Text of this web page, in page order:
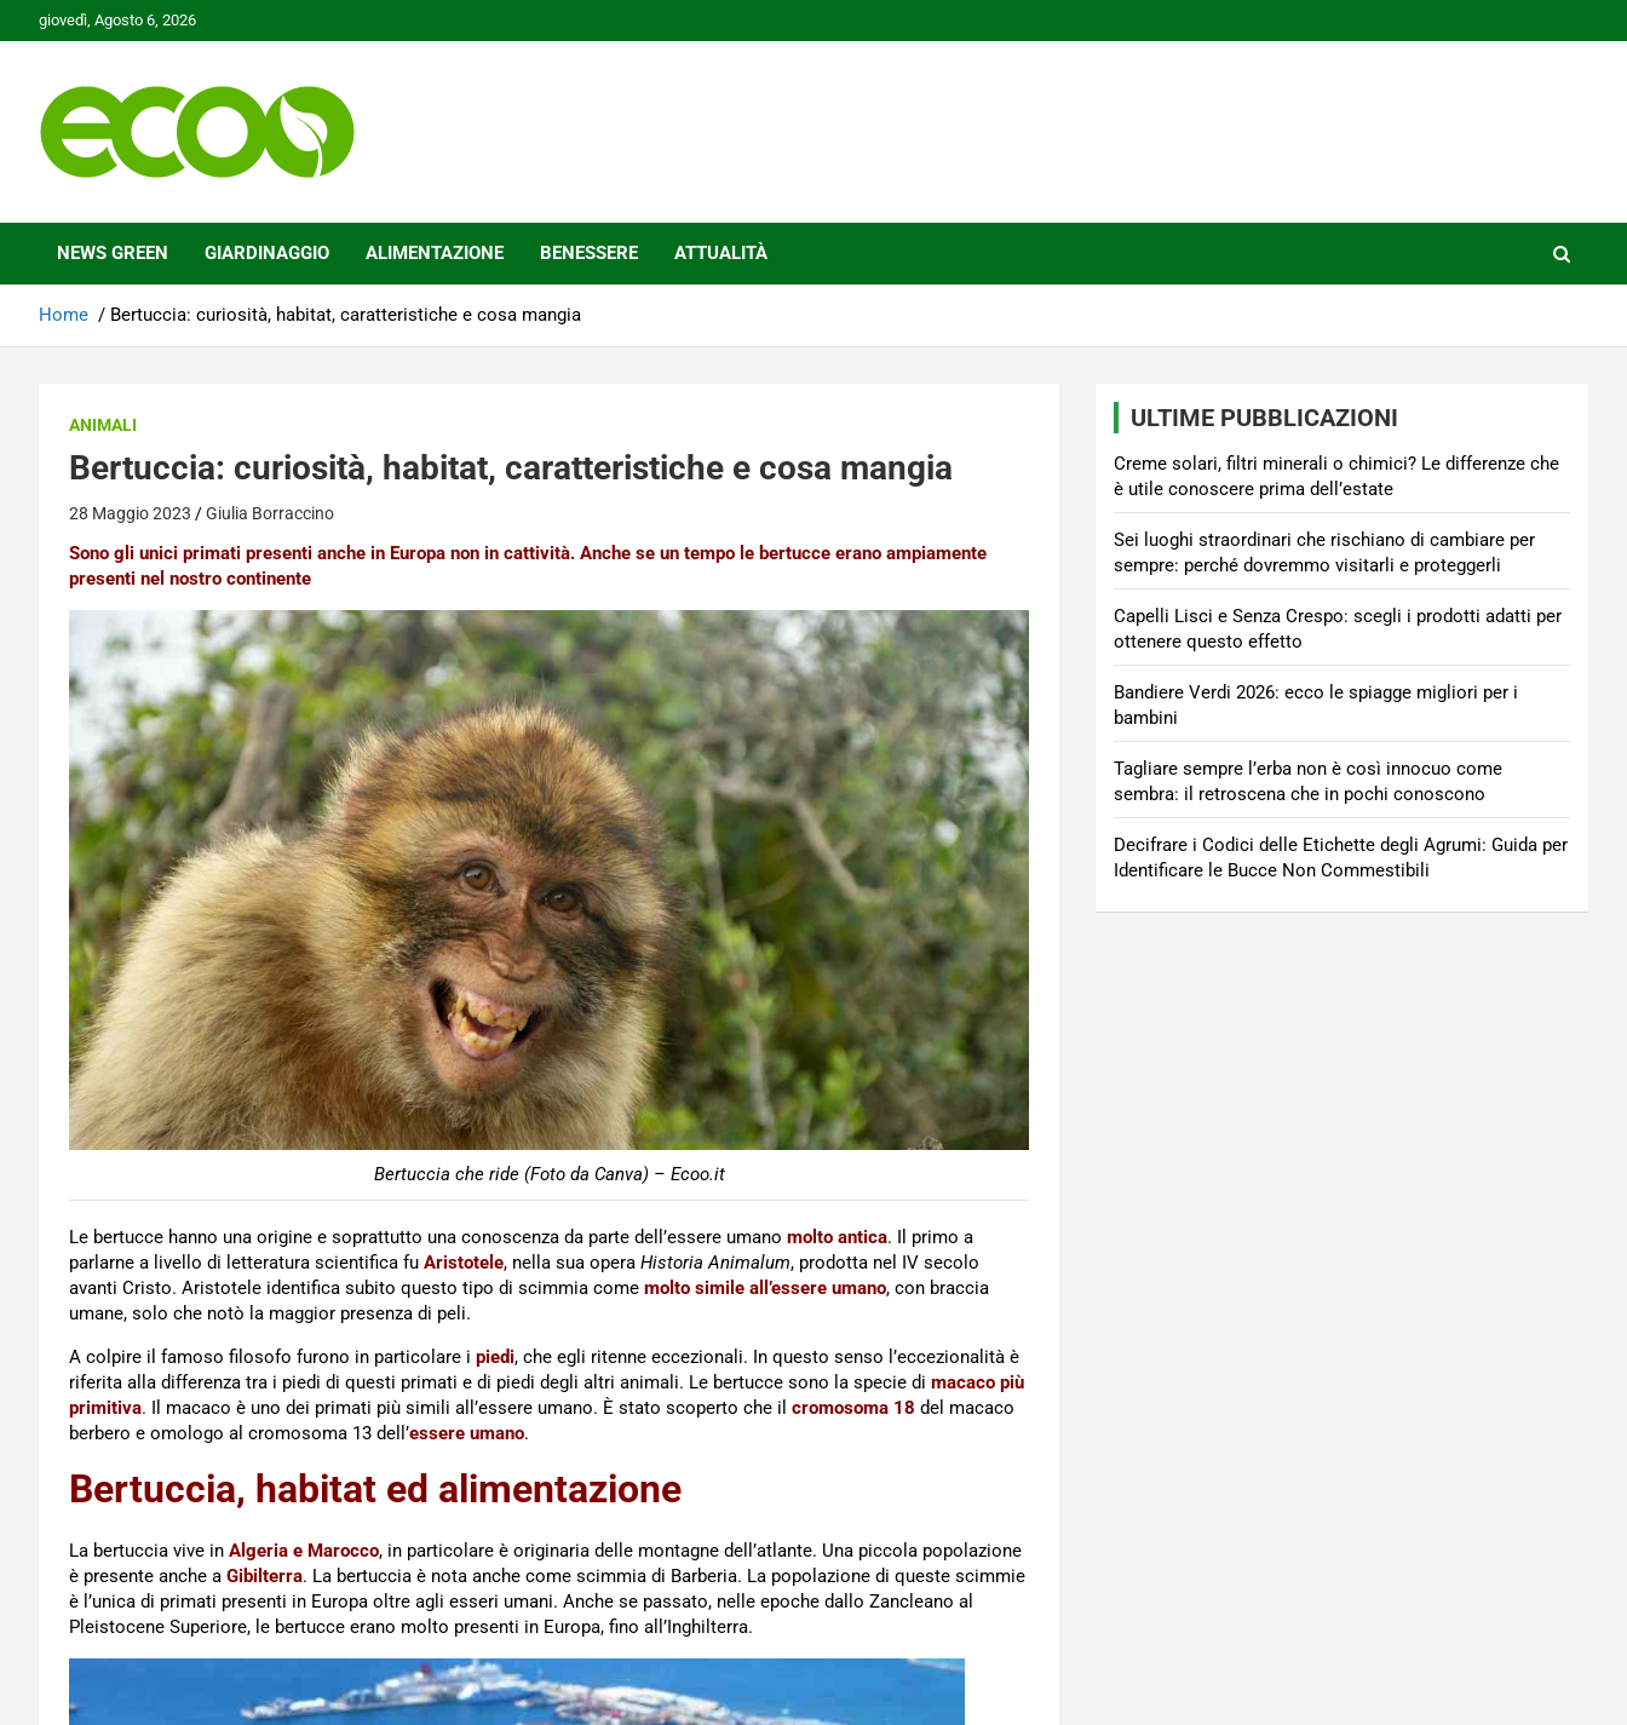
to
giovedì, Agosto 6, 2026
Ecoo.it
NEWS GREEN GIARDINAGGIO ALIMENTAZIONE BENESSERE ATTUALITÀ
Home Bertuccia: curiosità, habitat, caratteristiche e cosa mangia
ANIMALI
Bertuccia: curiosità, habitat, caratteristiche e cosa mangia
28 Maggio 2023 Giulia Borraccino
Sono gli unici primati presenti anche in Europa non in cattività. Anche se un tempo le bertucce erano ampiamente
presenti nel nostro continente
Bertuccia che ride (Foto da Canva) – Ecoo.it
Le bertucce hanno una origine e soprattutto una conoscenza da parte dell’essere umano molto antica. Il primo a
parlarne a livello di letteratura scientifica fu Aristotele, nella sua opera Historia Animalum, prodotta nel IV secolo
avanti Cristo. Aristotele identifica subito questo tipo di scimmia come molto simile all’essere umano, con braccia
umane, solo che notò la maggior presenza di peli.
A colpire il famoso filosofo furono in particolare i piedi, che egli ritenne eccezionali. In questo senso l’eccezionalità è
riferita alla differenza tra i piedi di questi primati e di piedi degli altri animali. Le bertucce sono la specie di macaco più
primitiva. Il macaco è uno dei primati più simili all’essere umano. È stato scoperto che il cromosoma 18 del macaco
berbero e omologo al cromosoma 13 dell’essere umano.
Bertuccia, habitat ed alimentazione
La bertuccia vive in Algeria e Marocco, in particolare è originaria delle montagne dell’atlante. Una piccola popolazione
è presente anche a Gibilterra. La bertuccia è nota anche come scimmia di Barberia. La popolazione di queste scimmie
è l’unica di primati presenti in Europa oltre agli esseri umani. Anche se passato, nelle epoche dallo Zancleano al
Pleistocene Superiore, le bertucce erano molto presenti in Europa, fino all’Inghilterra.
ULTIME PUBBLICAZIONI
Creme solari, filtri minerali o chimici? Le differenze che
è utile conoscere prima dell’estate
Sei luoghi straordinari che rischiano di cambiare per
sempre: perché dovremmo visitarli e proteggerli
Capelli Lisci e Senza Crespo: scegli i prodotti adatti per
ottenere questo effetto
Bandiere Verdi 2026: ecco le spiagge migliori per i
bambini
Tagliare sempre l’erba non è così innocuo come
sembra: il retroscena che in pochi conoscono
Decifrare i Codici delle Etichette degli Agrumi: Guida per
Identificare le Bucce Non Commestibili